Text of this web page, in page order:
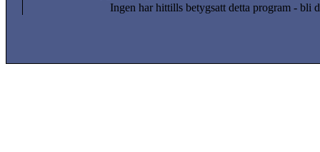
Ingen har hittills betygsatt detta program - bli